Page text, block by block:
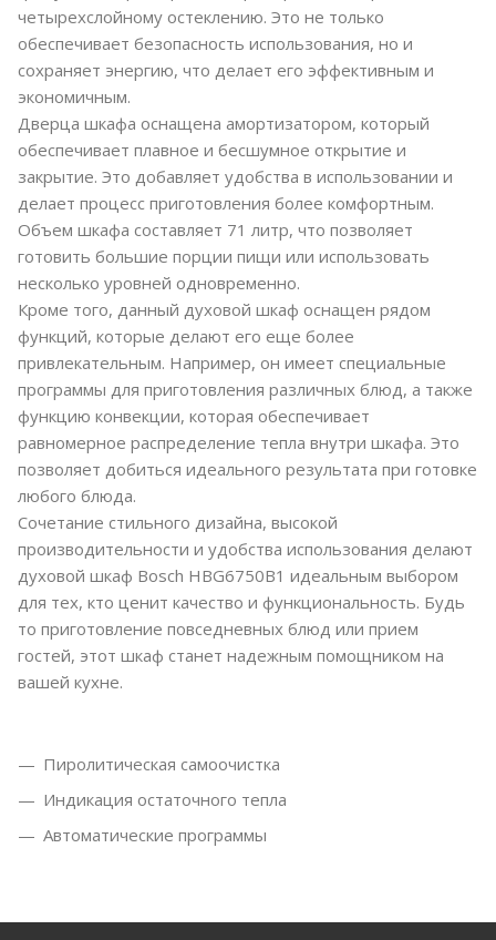
четырехслойному остеклению. Это не только
обеспечивает безопасность использования, но и
сохраняет энергию, что делает его эффективным и
экономичным.
Дверца шкафа оснащена амортизатором, который
обеспечивает плавное и бесшумное открытие и
закрытие. Это добавляет удобства в использовании и
делает процесс приготовления более комфортным.
Объем шкафа составляет 71 литр, что позволяет
готовить большие порции пищи или использовать
несколько уровней одновременно.
Кроме того, данный духовой шкаф оснащен рядом
функций, которые делают его еще более
привлекательным. Например, он имеет специальные
программы для приготовления различных блюд, а также
функцию конвекции, которая обеспечивает
равномерное распределение тепла внутри шкафа. Это
позволяет добиться идеального результата при готовке
любого блюда.
Сочетание стильного дизайна, высокой
производительности и удобства использования делают
духовой шкаф Bosch HBG6750B1 идеальным выбором
для тех, кто ценит качество и функциональность. Будь
то приготовление повседневных блюд или прием
гостей, этот шкаф станет надежным помощником на
вашей кухне.
Пиролитическая самоочистка
Индикация остаточного тепла
Автоматические программы